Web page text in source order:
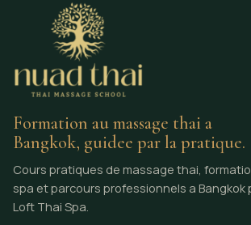
Formation au massage thai a
Bangkok, guidee par la pratique.
Cours pratiques de massage thai,
spa et parcours professionnels a Bangkok
Loft Thai Spa.